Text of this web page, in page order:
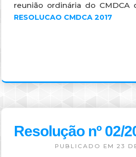
reunião ordinária do
RESOLUCAO CMDCA 2017
Resolução nº 02/
PUBLICADO EM 23